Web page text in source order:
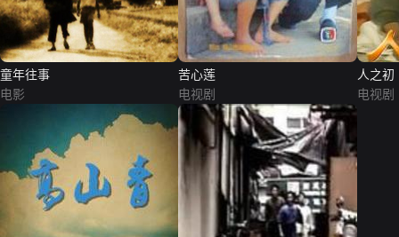
童年往事
电影
苦心莲
电视剧
人之初
电视剧